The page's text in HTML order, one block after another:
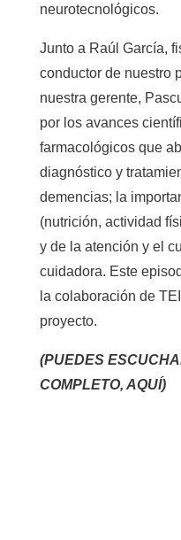
neurotecnológicos.
Junto a Raúl García,
conductor de nuestro
nuestra gerente,
por los avances
farmacológicos que
diagnóstico y
demencias; la
(nutrición, actividad
y de la atención y el
cuidadora. Este
la colaboración de
proyecto.
(PUEDES
COMPLETO, AQUÍ)